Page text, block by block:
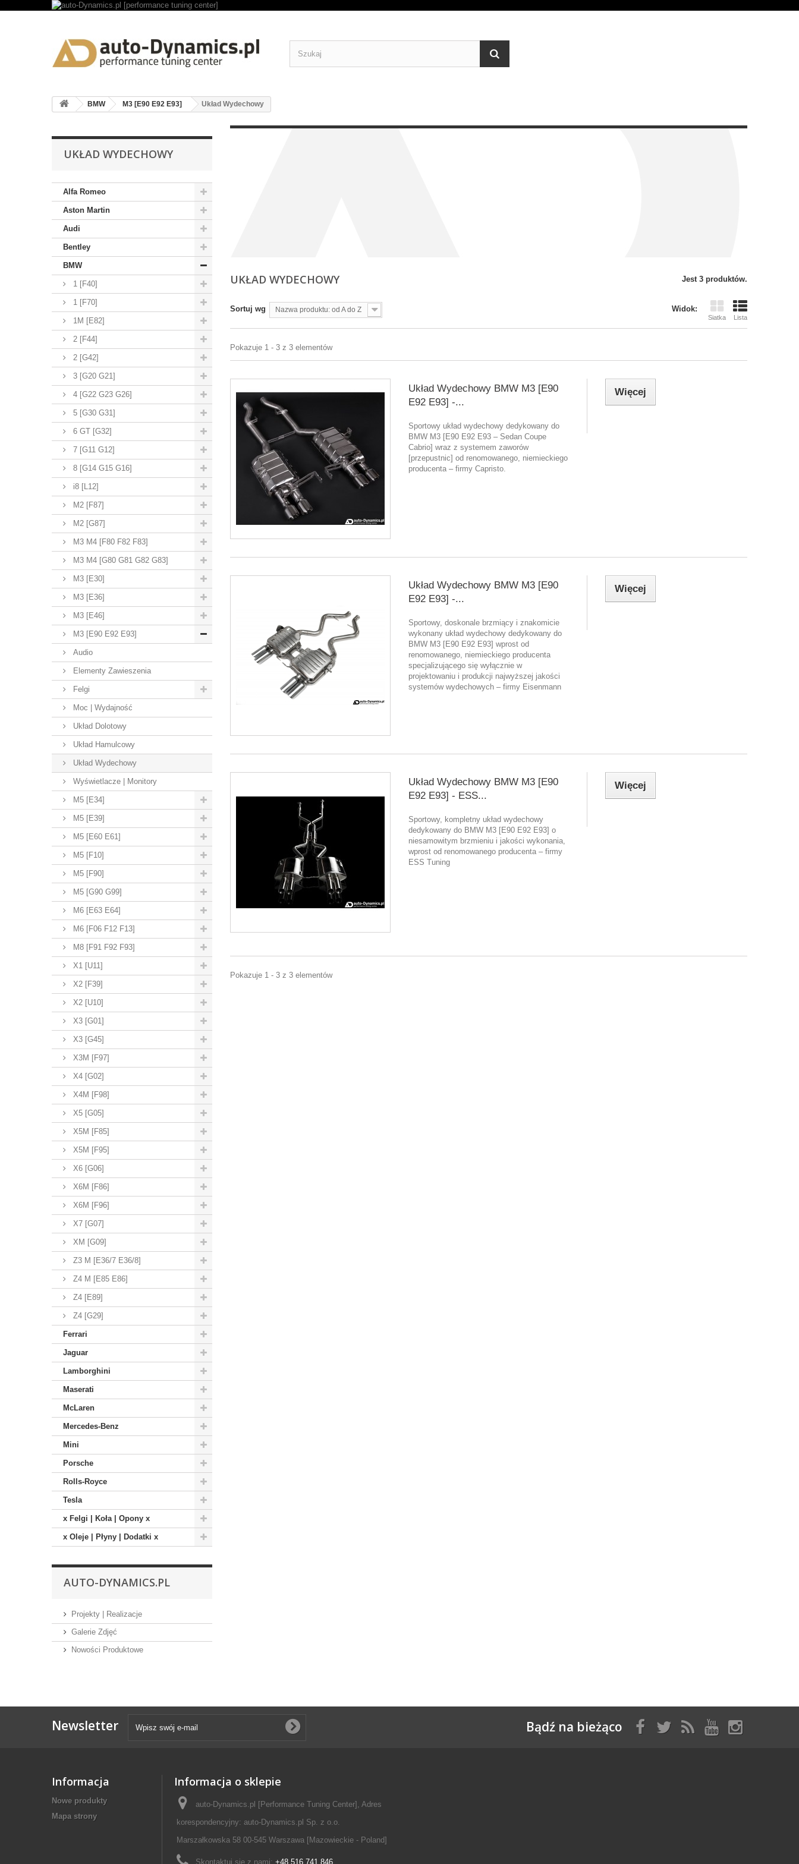
BMW M3 [E90 E92 E93] Układ Wydechowy
UKŁAD WYDECHOWY
Alfa Romeo
Aston Martin
Audi
Bentley
BMW
1 [F40]
1 [F70]
1M [E82]
2 [F44]
2 [G42]
3 [G20 G21]
4 [G22 G23 G26]
5 [G30 G31]
6 GT [G32]
7 [G11 G12]
8 [G14 G15 G16]
i8 [L12]
M2 [F87]
M2 [G87]
M3 M4 [F80 F82 F83]
M3 M4 [G80 G81 G82 G83]
M3 [E30]
M3 [E36]
M3 [E46]
M3 [E90 E92 E93]
Audio
Elementy Zawieszenia
Felgi
Moc | Wydajność
Układ Dolotowy
Układ Hamulcowy
Układ Wydechowy
Wyświetlacze | Monitory
M5 [E34]
M5 [E39]
M5 [E60 E61]
M5 [F10]
M5 [F90]
M5 [G90 G99]
M6 [E63 E64]
M6 [F06 F12 F13]
M8 [F91 F92 F93]
X1 [U11]
X2 [F39]
X2 [U10]
X3 [G01]
X3 [G45]
X3M [F97]
X4 [G02]
X4M [F98]
X5 [G05]
X5M [F85]
X5M [F95]
X6 [G06]
X6M [F86]
X6M [F96]
X7 [G07]
XM [G09]
Z3 M [E36/7 E36/8]
Z4 M [E85 E86]
Z4 [E89]
Z4 [G29]
Ferrari
Jaguar
Lamborghini
Maserati
McLaren
Mercedes-Benz
Mini
Porsche
Rolls-Royce
Tesla
x Felgi | Koła | Opony x
x Oleje | Płyny | Dodatki x
AUTO-DYNAMICS.PL
Projekty | Realizacje
Galerie Zdjęć
Nowości Produktowe
UKŁAD WYDECHOWY Jest 3 produktów.
Widok:
Siatka Lista
Sortuj wg Nazwa produktu: od A do Z
Pokazuje 1 - 3 z 3 elementów
Układ Wydechowy BMW M3 [E90
E92 E93] -...
Sportowy układ wydechowy dedykowany do
BMW M3 [E90 E92 E93 – Sedan Coupe
Cabrio] wraz z systemem zaworów
[przepustnic] od renomowanego, niemieckiego
producenta – firmy Capristo.
Więcej
Układ Wydechowy BMW M3 [E90
E92 E93] -...
Sportowy, doskonale brzmiący i znakomicie
wykonany układ wydechowy dedykowany do
BMW M3 [E90 E92 E93] wprost od
renomowanego, niemieckiego producenta
specjalizującego się wyłącznie w
projektowaniu i produkcji najwyższej jakości
systemów wydechowych – firmy Eisenmann
Więcej
Układ Wydechowy BMW M3 [E90
E92 E93] - ESS...
Sportowy, kompletny układ wydechowy
dedykowany do BMW M3 [E90 E92 E93] o
niesamowitym brzmieniu i jakości wykonania,
wprost od renomowanego producenta – firmy
ESS Tuning
Więcej
Pokazuje 1 - 3 z 3 elementów
Newsletter Bądź na bieżąco
Informacja
Nowe produkty
Mapa strony
Informacja o sklepie
auto-Dynamics.pl [Performance Tuning Center], Adres
korespondencyjny: auto-Dynamics.pl Sp. z o.o.
Marszałkowska 58 00-545 Warszawa [Mazowieckie - Poland]
Skontaktuj się z nami: +48 516 741 846